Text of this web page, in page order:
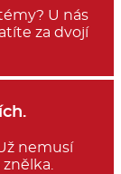
U nás
za dvojí
nemusí